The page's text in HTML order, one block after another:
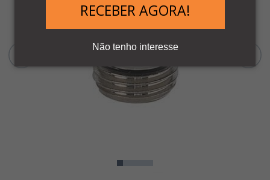
RECEBER AGORA!
Não tenho interesse